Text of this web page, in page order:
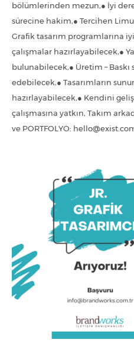
bölümlerinden mezun,● İyi
sürecine hakim,● Tercihen
Grafik tasarım programlarına
çalışmalar hazırlayabilecek,●
bulunabilecek,● Üretim –
edebilecek,● Tasarımların
hazırlayabilecek,● Kendini
çalışmasına yatkın, Takım
ve PORTFOLYO: